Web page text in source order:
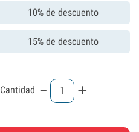
10% de descuento
15% de descuento
Cantidad - +